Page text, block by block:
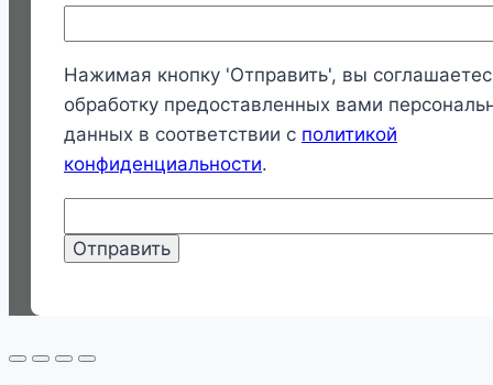
Нажимая кнопку 'Отправить', вы
обработку предоставленных вами
данных в соответствии с политикой
конфиденциальности.